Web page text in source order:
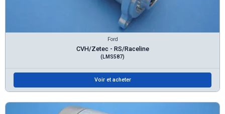
Ford
CVH/Zetec - RS/Raceline
(LMS587)
Voir et acheter